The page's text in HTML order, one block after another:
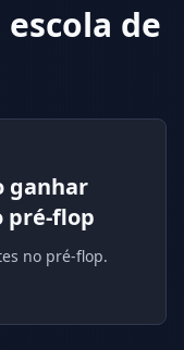
de
ganhar
pré-flop
no pré-flop.